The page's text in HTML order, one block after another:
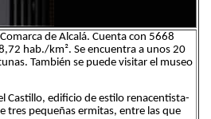
de Alcalá. Cuenta con 5668
hab./km². Se encuentra a unos 20
También se puede visitar el museo
Castillo, edificio de estilo renacentista-
tres pequeñas ermitas, entre las que